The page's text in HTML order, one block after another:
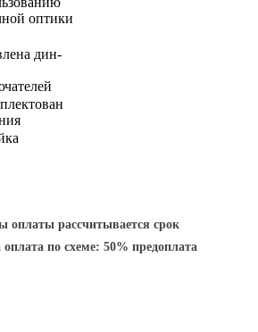
оптики
дин-
оплаты рассчитывается срок
по схеме: 50% предоплата